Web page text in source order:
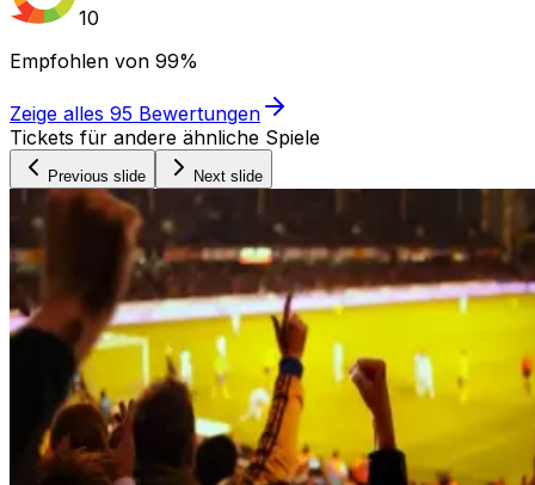
10
Empfohlen von 99%
Zeige alles 95 Bewertungen
Tickets für andere ähnliche Spiele
Previous slide Next slide